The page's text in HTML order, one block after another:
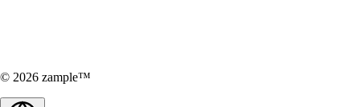
© 2026 zample™